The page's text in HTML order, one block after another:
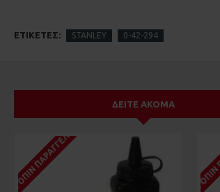
ΕΤΙΚΈΤΕΣ: STANLEY 0-42-294
ΔΕΊΤΕ ΑΚΌΜΑ
ΚΑΤΌΠΙΝ ΠΑΡΑΓΓΕΛΊΑΣ